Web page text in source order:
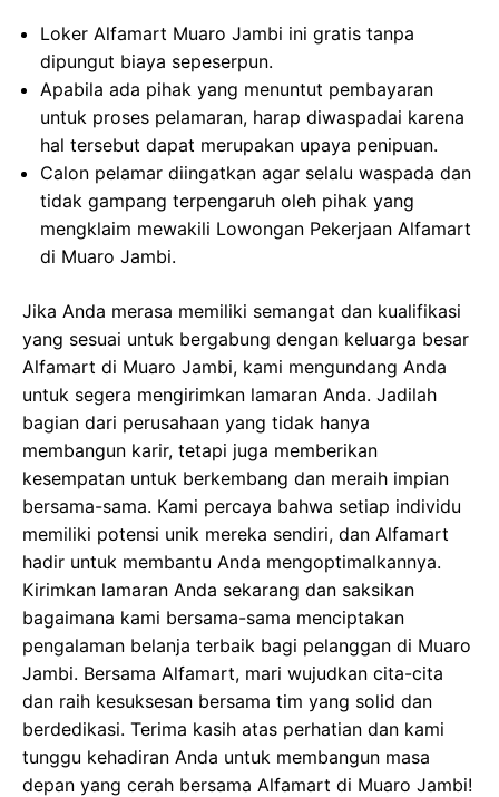
Loker Alfamart Muaro Jambi ini gratis tanpa
dipungut biaya sepeserpun.
Apabila ada pihak yang menuntut pembayaran
untuk proses pelamaran, harap diwaspadai karena
hal tersebut dapat merupakan upaya penipuan.
Calon pelamar diingatkan agar selalu waspada dan
tidak gampang terpengaruh oleh pihak yang
mengklaim mewakili Lowongan Pekerjaan Alfamart
di Muaro Jambi.
Jika Anda merasa memiliki semangat dan kualifikasi
yang sesuai untuk bergabung dengan keluarga besar
Alfamart di Muaro Jambi, kami mengundang Anda
untuk segera mengirimkan lamaran Anda. Jadilah
bagian dari perusahaan yang tidak hanya
membangun karir, tetapi juga memberikan
kesempatan untuk berkembang dan meraih impian
bersama-sama. Kami percaya bahwa setiap individu
memiliki potensi unik mereka sendiri, dan Alfamart
hadir untuk membantu Anda mengoptimalkannya.
Kirimkan lamaran Anda sekarang dan saksikan
bagaimana kami bersama-sama menciptakan
pengalaman belanja terbaik bagi pelanggan di Muaro
Jambi. Bersama Alfamart, mari wujudkan cita-cita
dan raih kesuksesan bersama tim yang solid dan
berdedikasi. Terima kasih atas perhatian dan kami
tunggu kehadiran Anda untuk membangun masa
depan yang cerah bersama Alfamart di Muaro Jambi!